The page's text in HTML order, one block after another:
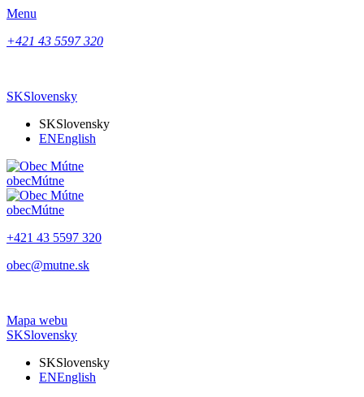
Menu
+421 43 5597 320
SKSlovensky
SKSlovensky
ENEnglish
obecMútne
obecMútne
+421 43 5597 320
obec@mutne.sk
Mapa webu
SKSlovensky
SKSlovensky
ENEnglish